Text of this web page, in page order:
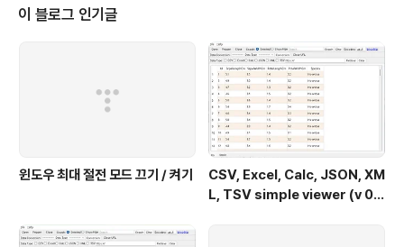
이 블로그 인기글
윈도우 최대 절전 모드 끄기 / 켜기
CSV, Excel, Calc, JSON, XM
L, TSV simple viewer (v 0.